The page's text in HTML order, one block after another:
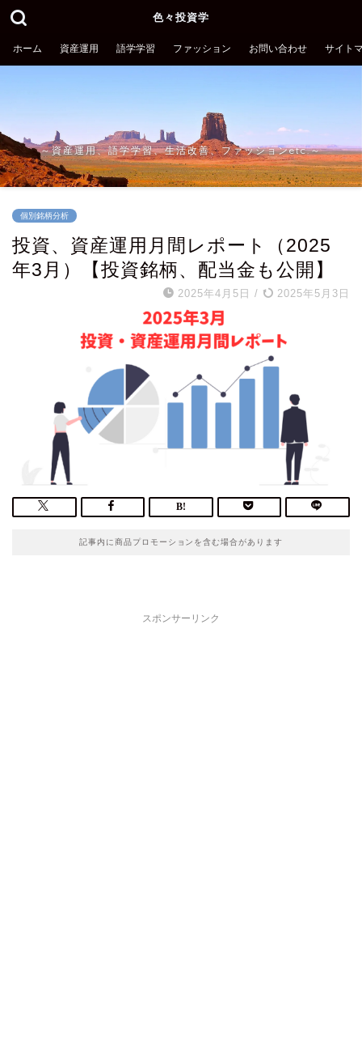
色々投資学
ホーム 資産運用 語学学習 ファッション お問い合わせ サイト
～資産運用、語学学習、生活改善、ファッションetc.～
個別銘柄分析
投資、資産運用月間レポート（2025
年3月）【投資銘柄、配当金も公開】
2025年4月5日 / 2025年5月3日
記事内に商品プロモーションを含む場合があります
スポンサーリンク